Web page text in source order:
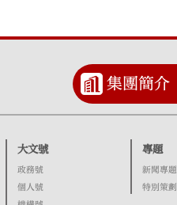
集團簡介
大文號
政務號
個人號
專題
新聞專題
特別策劃